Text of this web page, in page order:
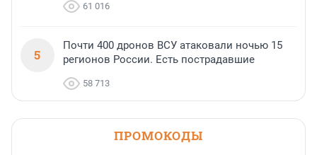
61 016
5
Почти 400 дронов ВСУ атаковали ночью 15
регионов России. Есть пострадавшие
58 713
ПРОМОКОДЫ